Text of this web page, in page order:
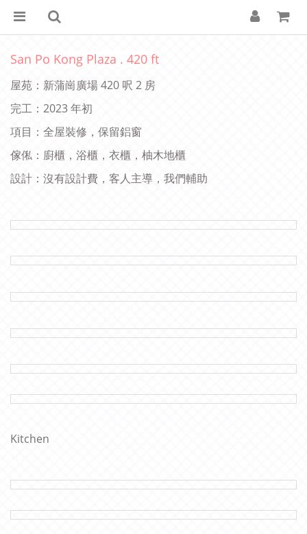
San Po Kong Plaza . 420 ft
屋苑：新蒲崗廣場 420 呎 2 房
完工：2023 年初
項目：全屋裝修，保留鋁窗
傢俬：廚櫃，浴櫃，衣櫃，柚木地櫃
設計：沒有設計費，客人主導，我們輔助
Kitchen